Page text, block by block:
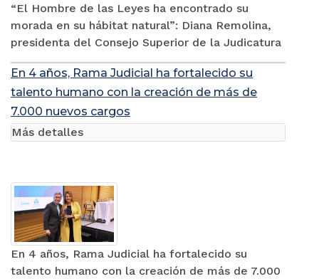
“El Hombre de las Leyes ha encontrado su
morada en su hábitat natural”: Diana Remolina,
presidenta del Consejo Superior de la Judicatura
En 4 años, Rama Judicial ha fortalecido su
talento humano con la creación de más de
7.000 nuevos cargos
En 4 años, Rama Judicial ha fortalecido su
talento humano con la creación de más de 7.000
Más detalles